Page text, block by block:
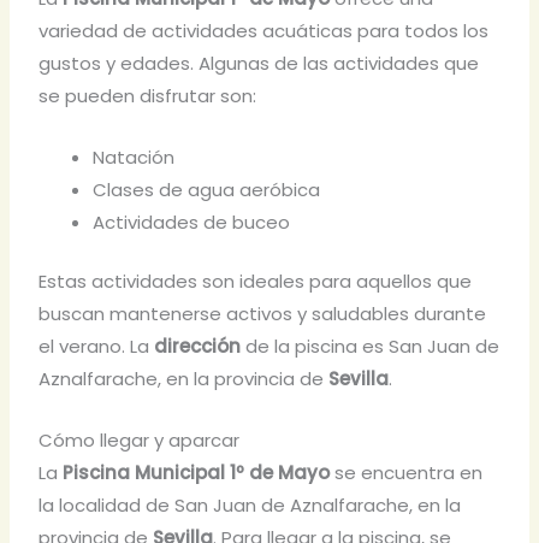
variedad de actividades acuáticas para todos los
gustos y edades. Algunas de las actividades que
se pueden disfrutar son:
Natación
Clases de agua aeróbica
Actividades de buceo
Estas actividades son ideales para aquellos que
buscan mantenerse activos y saludables durante
el verano. La direcciónde la piscina es San Juan de
Aznalfarache, en la provincia de Sevilla.
Cómo llegar y aparcar
La Piscina Municipal 1º de Mayose encuentra en
la localidad de San Juan de Aznalfarache, en la
provincia de Sevilla. Para llegar a la piscina, se